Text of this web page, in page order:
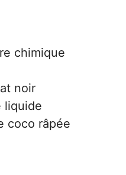
chimique
noir
liquide
coco râpée